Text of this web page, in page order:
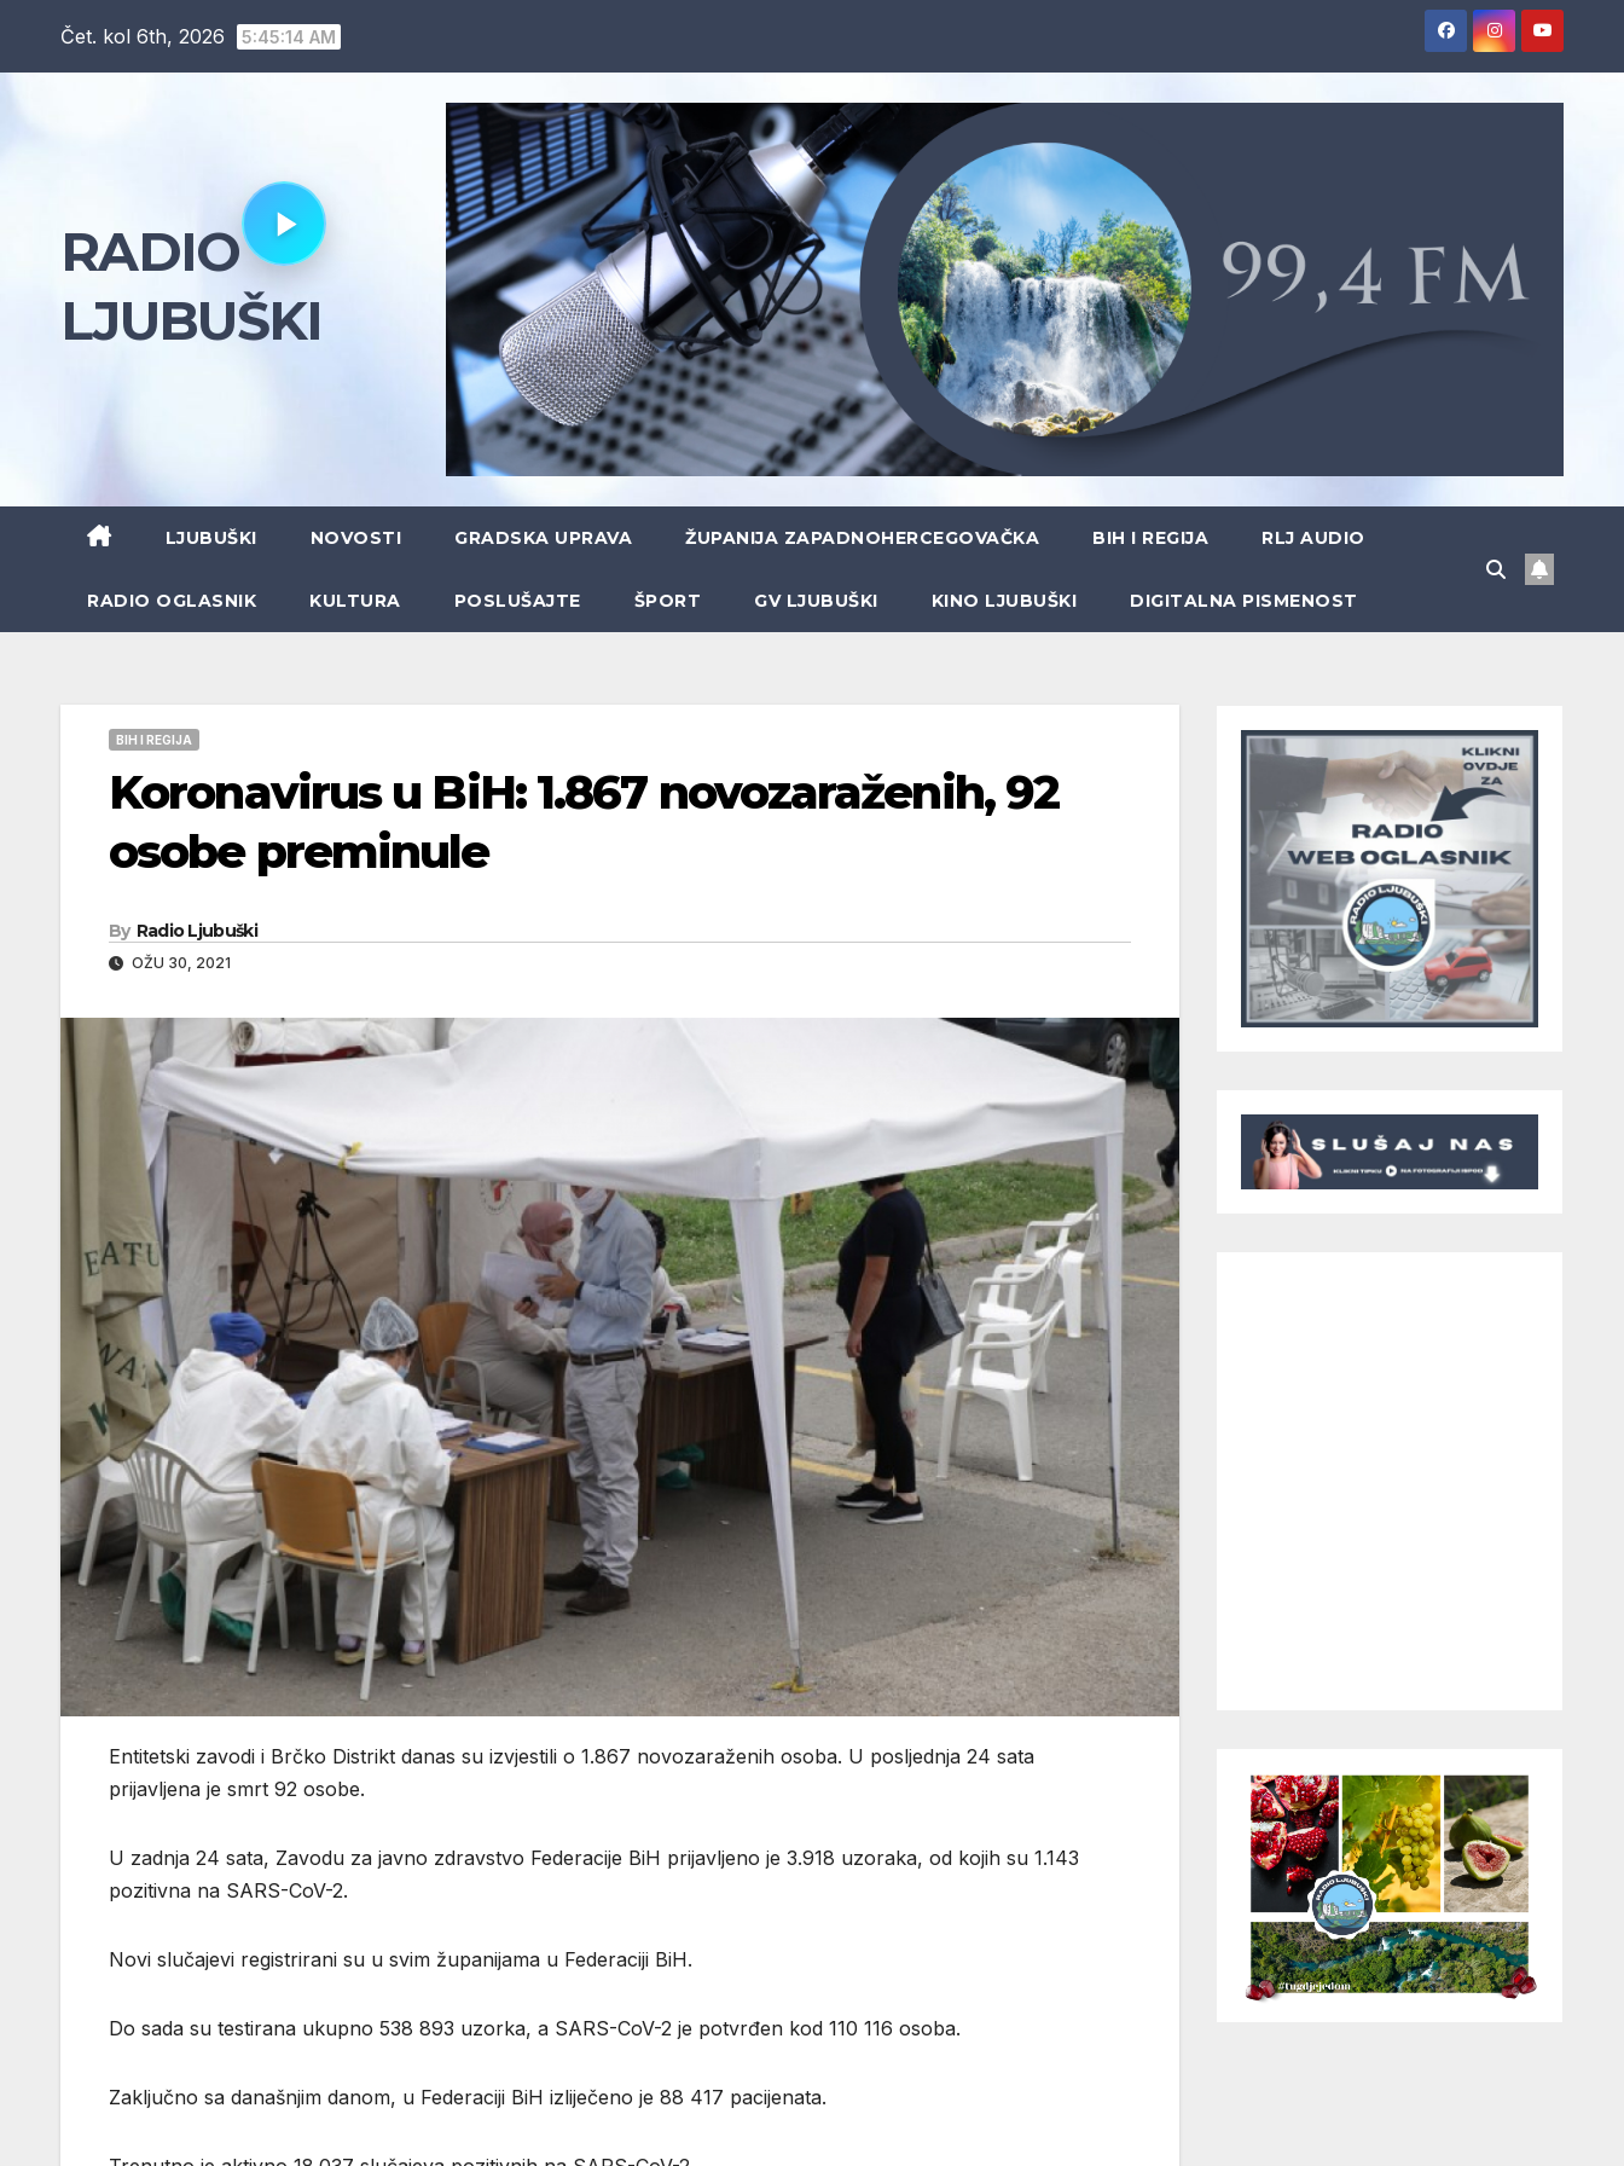
Čet. kol 6th, 2026 5:45:15 AM
RADIO
LJUBUŠKI
LJUBUŠKI NOVOSTI GRADSKA UPRAVA ŽUPANIJA ZAPADNOHERCEGOVAČKA BIH I REGIJA RLJ AUDIO
RADIO OGLASNIK KULTURA POSLUŠAJTE ŠPORT GV LJUBUŠKI KINO LJUBUŠKI DIGITALNA PISMENOST
BIH I REGIJA
Koronavirus u BiH: 1.867 novozaraženih, 92
osobe preminule
By Radio Ljubuški
OŽU 30, 2021
Entitetski zavodi i Brčko Distrikt danas su izvjestili o 1.867 novozaraženih osoba. U posljednja 24 sata
prijavljena je smrt 92 osobe.
U zadnja 24 sata, Zavodu za javno zdravstvo Federacije BiH prijavljeno je 3.918 uzoraka, od kojih su 1.143
pozitivna na SARS-CoV-2.
Novi slučajevi registrirani su u svim županijama u Federaciji BiH.
Do sada su testirana ukupno 538 893 uzorka, a SARS-CoV-2 je potvrđen kod 110 116 osoba.
Zaključno sa današnjim danom, u Federaciji BiH izliječeno je 88 417 pacijenata.